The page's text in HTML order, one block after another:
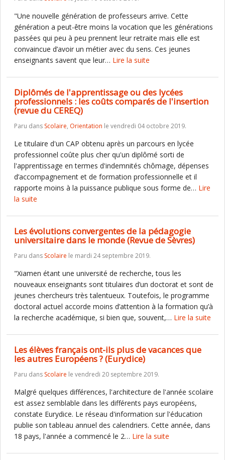
"Une nouvelle génération de professeurs arrive. Cette
génération a peut-être moins la vocation que les générations
passées qui peu à peu prennent leur retraite mais elle est
convaincue d’avoir un métier avec du sens. Ces jeunes
enseignants savent que leur… Lire la suite
Diplômés de l'apprentissage ou des lycées
professionnels : les coûts comparés de l'insertion
(revue du CEREQ)
Paru dans Scolaire, Orientation le vendredi 04 octobre 2019.
Le titulaire d'un CAP obtenu après un parcours en lycée
professionnel coûte plus cher qu'un diplômé sorti de
l'apprentissage en termes d'indemnités chômage, dépenses
d’accompagnement et de formation professionnelle et il
rapporte moins à la puissance publique sous forme de… Lire
la suite
Les évolutions convergentes de la pédagogie
universitaire dans le monde (Revue de Sèvres)
Paru dans Scolaire le mardi 24 septembre 2019.
"Xiamen étant une université de recherche, tous les
nouveaux enseignants sont titulaires d’un doctorat et sont de
jeunes chercheurs très talentueux. Toutefois, le programme
doctoral actuel accorde moins d’attention à la formation qu’à
la recherche académique, si bien que, souvent,… Lire la suite
Les élèves français ont-ils plus de vacances que
les autres Européens ? (Eurydice)
Paru dans Scolaire le vendredi 20 septembre 2019.
Malgré quelques différences, l'architecture de l'année scolaire
est assez semblable dans les différents pays européens,
constate Eurydice. Le réseau d'information sur l'éducation
publie son tableau annuel des calendriers. Cette année, dans
18 pays, l'année a commencé le 2… Lire la suite